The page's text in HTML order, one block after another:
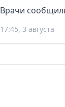
Врачи
17:45, 3 августа